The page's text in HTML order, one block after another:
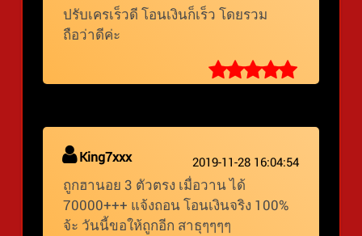
ปรับเครเร็วดี โอนเงินก็เร็ว โดยรวม
ถือว่าดีค่ะ
King7xxx 2019-11-28 16:04:54
ถูกฮานอย 3 ตัวตรง เมื่อวาน ได้
70000+++ แจ้งถอน โอนเงินจริง 100%
จ้ะ วันนี้ขอให้ถูกอีก สาธุๆๆๆๆ